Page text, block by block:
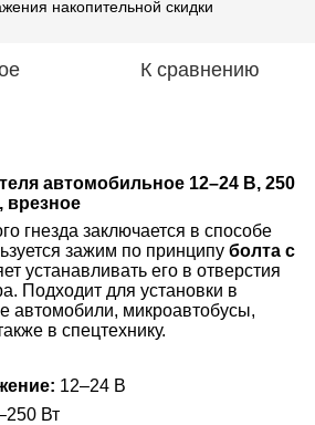
накопительной скидки
К сравнению
автомобильное 12–24 В, 250
врезное
гнезда заключается в способе
зажим по принципу болта с
устанавливать его в отверстия
Подходит для установки в
автомобили, микроавтобусы,
в спецтехнику.
12–24 В
Вт